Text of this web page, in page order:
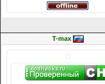
T-max